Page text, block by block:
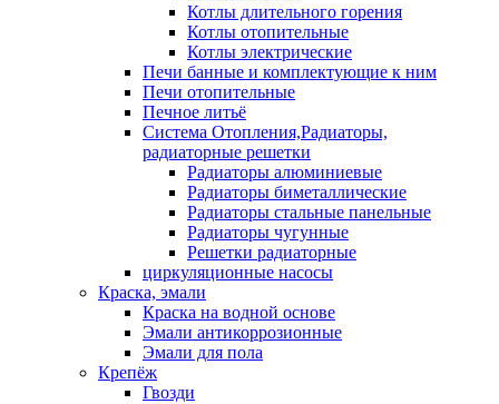
Котлы длительного горения
Котлы отопительные
Котлы электрические
Печи банные и комплектующие к ним
Печи отопительные
Печное литьё
Система Отопления,Радиаторы,
радиаторные решетки
Радиаторы алюминиевые
Радиаторы биметаллические
Радиаторы стальные панельные
Радиаторы чугунные
Решетки радиаторные
циркуляционные насосы
Краска, эмали
Краска на водной основе
Эмали антикоррозионные
Эмали для пола
Крепёж
Гвозди